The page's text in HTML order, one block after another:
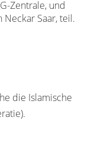
Zentrale, und
Neckar Saar, teil.
die Islamische